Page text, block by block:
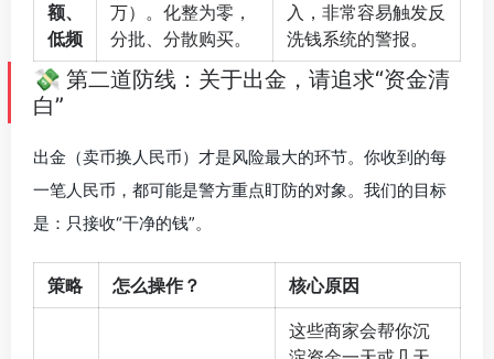
额、
低频
万）。化整为零，
分批、分散购买。
入，非常容易触发反
洗钱系统的警报。
💸 第二道防线：关于出金，请追求“资金清
白”
出金（卖币换人民币）才是风险最大的环节。你收到的每
一笔人民币，都可能是警方重点盯防的对象。我们的目标
是：只接收“干净的钱”。
策略 怎么操作？ 核心原因
这些商家会帮你沉